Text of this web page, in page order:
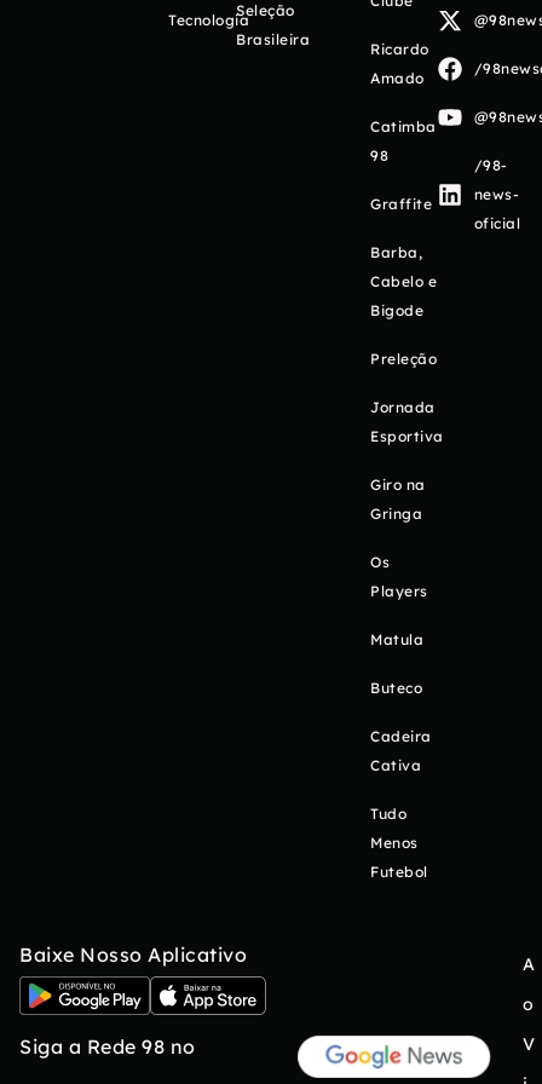
Tecnologia
Seleção
Brasileira
Ricardo
Amado
Catimba
98
Graffite
Barba,
Cabelo e
Bigode
Preleção
Jornada
Esportiva
Giro na
Gringa
Os
Players
Matula
Buteco
Cadeira
Cativa
Tudo
Menos
Futebol
/
/98-
news-
oficial
Baixe Nosso Aplicativo
Siga a Rede 98 no
A
o
V